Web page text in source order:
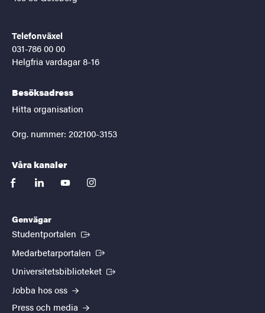
Telefonväxel
031-786 00 00
Helgfria vardagar 8-16
Besöksadress
Hitta organisation
Org. nummer: 202100-3153
Våra kanaler
facebooklinkedinyoutubeinstagram
Genvägar
Studentportalen (Extern länk)
Medarbetarportalen (Extern länk)
Universitetsbiblioteket (Extern länk)
Jobba hos oss
Press och media